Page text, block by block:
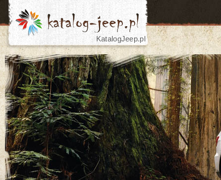
KatalogJeep.pl